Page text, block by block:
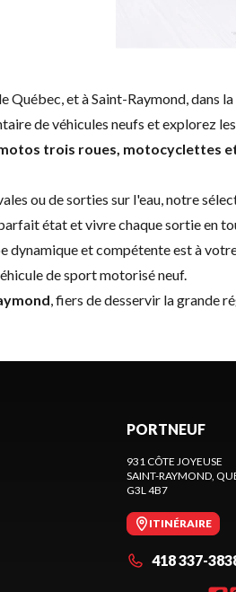
Québec, et à Saint-Raymond, dans
de véhicules neufs et explorez
trois roues, motocyclettes
ou de sorties sur l'eau, notre
état et vivre chaque sortie en
dynamique et compétente est à
de sport motorisé neuf.
, fiers de desservir la grande
PORTNEUF
931 CÔTE JOYEUSE
SAINT-RAYMOND ,
G3L 4B7
ITINÉRAIRE
418 337-